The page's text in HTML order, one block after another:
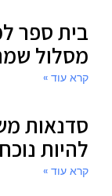
בית ספר
מסלול
קרא עוד »
סדנאות
להיות
קרא עוד »